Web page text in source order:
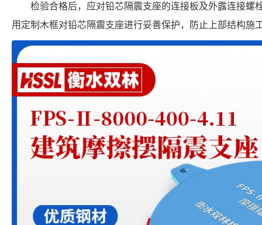
检验合格后，应对铅芯隔震支座的连接板及外露连接螺
用定制木框对铅芯隔震支座进行妥善保护，防止上部结构施